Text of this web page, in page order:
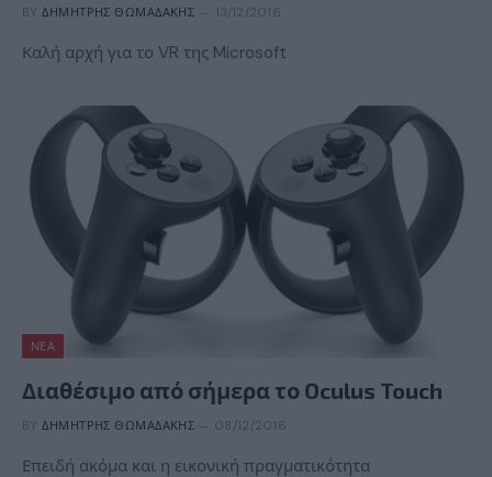
BY ΔΗΜΉΤΡΗΣ ΘΩΜΑΔΆΚΗΣ 13/12/2016
Καλή αρχή για το VR της Microsoft
ΝΈΑ
Διαθέσιμο από σήμερα το Oculus Touch
BY ΔΗΜΉΤΡΗΣ ΘΩΜΑΔΆΚΗΣ 08/12/2016
Επειδή ακόμα και η εικονική πραγματικότητα